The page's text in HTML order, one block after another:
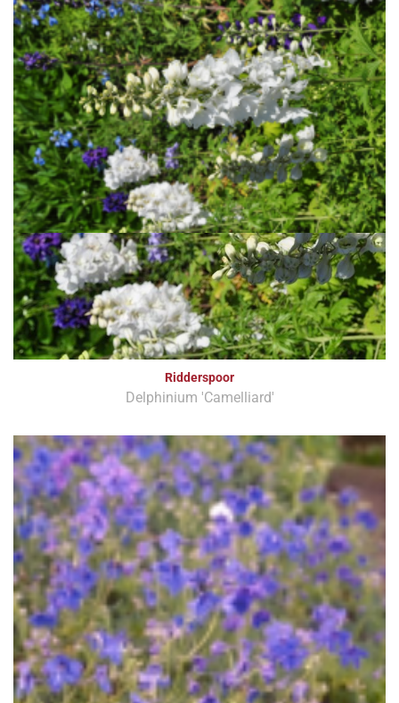
Ridderspoor
Delphinium 'Camelliard'